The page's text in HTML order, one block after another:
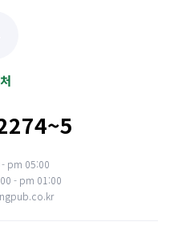
pm 05:00
- pm 01:00